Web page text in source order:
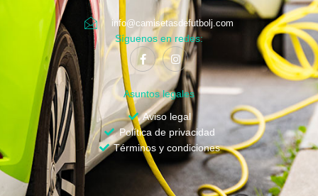
info@camisetasdefutbolj.com
Síguenos en redes:
Asuntos legales
Aviso legal
Política de privacidad
Términos y condiciones